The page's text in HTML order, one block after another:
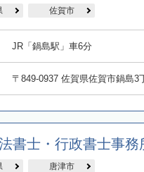
佐賀市
JR「鍋島駅」車6分
〒849-0937 佐賀県佐賀市鍋島3
書士・行政書士事務
唐津市